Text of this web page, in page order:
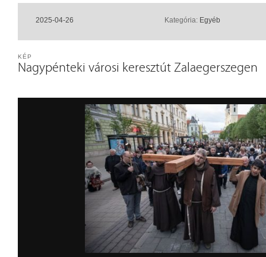
2025-04-26 Kategória: Egyéb
Nagypénteki városi keresztút Zalaegerszegen
KÉP